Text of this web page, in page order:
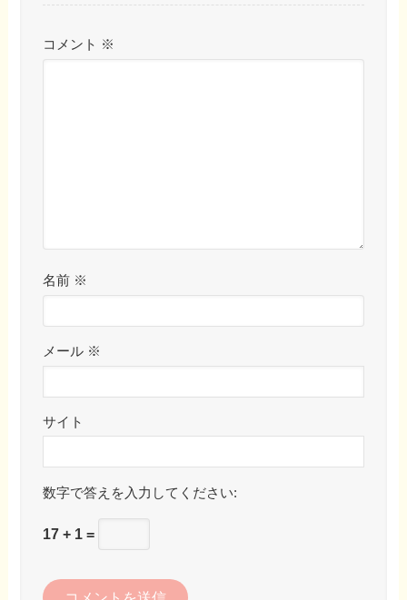
コメント ※
名前 ※
メール ※
サイト
数字で答えを入力してください:
17 + 1 =